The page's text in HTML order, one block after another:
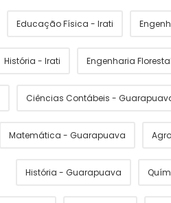
Educação Física - Irati
História - Irati Engenharia Florestal
Ciências Contábeis -
Matemática - Guarapuava
História - Guarapuava